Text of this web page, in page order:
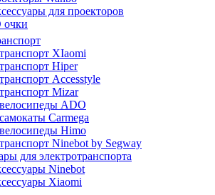
для проекторов
очки
XIaomi
Hiper
Accesstyle
Mizar
ADO
Carmega
Himo
Ninebot by Segway
для электротранспорта
Ninebot
Xiaomi